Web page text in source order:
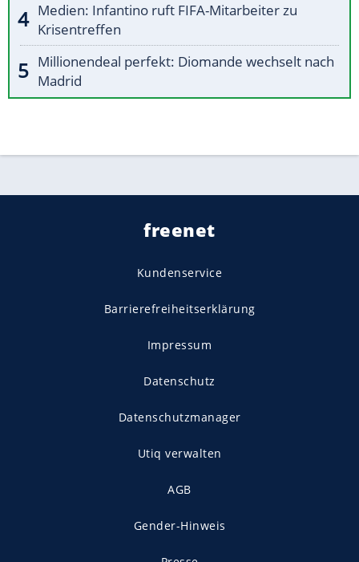
Medien: Infantino ruft FIFA-Mitarbeiter zu
Krisentreffen
Millionendeal perfekt: Diomande wechselt nach
Madrid
freenet
Kundenservice
Barrierefreiheitserklärung
Impressum
Datenschutz
Datenschutzmanager
Utiq verwalten
AGB
Gender-Hinweis